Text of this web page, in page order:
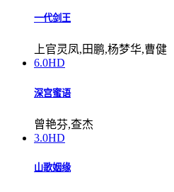
一代剑王
上官灵凤,田鹏,杨梦华,曹健
6.0HD
深宫蜜语
曾艳芬,查杰
3.0HD
山歌姻缘